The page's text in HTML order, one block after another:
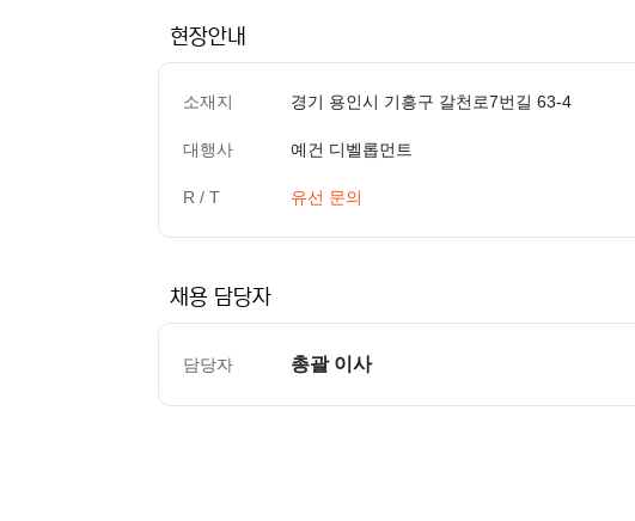
현장안내
소재지 경기 용인시 기흥구 갈천로7번길 63-4
대행사 예건 디벨롭먼트
R / T 유선 문의
채용 담당자
담당자 총괄 이사